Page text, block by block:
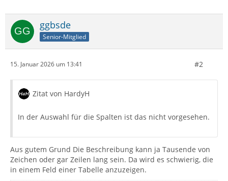
ggbsde
Senior-Mitglied
15. Januar 2026 um 13:41 #2
Zitat von HardyH
In der Auswahl für die Spalten ist das nicht vorgesehen.
Aus gutem Grund Die Beschreibung kann ja Tausende von
Zeichen oder gar Zeilen lang sein. Da wird es schwierig, die
in einem Feld einer Tabelle anzuzeigen.